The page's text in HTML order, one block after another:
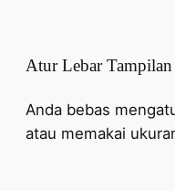
Atur Lebar Tampilan
Anda bebas
atau memakai